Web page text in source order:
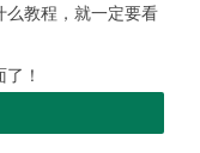
么教程，就一定要看
！